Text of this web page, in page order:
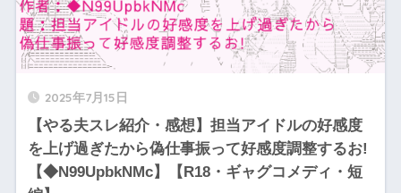
2025年7月15日
【やる夫スレ紹介・感想】担当アイドルの好感度
を上げ過ぎたから偽仕事振って好感度調整するお!
【◆N99UpbkNMc】【R18・ギャグコメディ・短